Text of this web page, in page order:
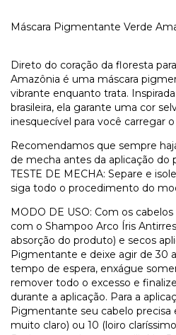
Máscara Pigmentante Verde
Direto do coração da floresta
Amazônia é uma máscara
vibrante enquanto trata.
brasileira, ela garante uma cor
inesquecível para você carregar
Recomendamos que sempre
de mecha antes da aplicação do
TESTE DE MECHA: Separe e
siga todo o procedimento do
MODO DE USO: Com os
com o Shampoo Arco Íris
absorção do produto) e secos
Pigmentante e deixe agir de 30
tempo de espera, enxágue
remover todo o excesso e
durante a aplicação. Para a
Pigmentante seu cabelo precisa
muito claro) ou 10 (loiro